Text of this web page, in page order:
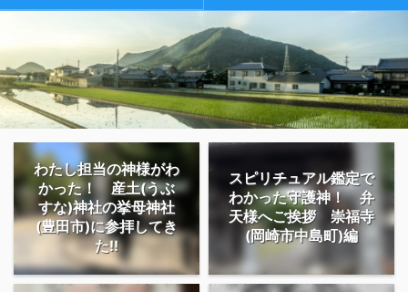
わたし担当の神様がわ
かった！ 産土(うぶ
すな)神社の挙母神社
(豊田市)に参拝してき
た!!
スピリチュアル鑑定で
わかった守護神！ 弁
天様へご挨拶 崇福寺
(岡崎市中島町)編